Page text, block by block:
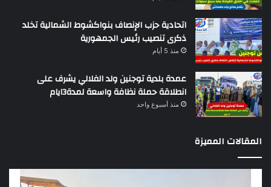
اتحادية حزب الإنصاف بنواكشوط الشمالية تخلد
ذكرى تنصيب رئيس الجمهورية
منذ 5 أيام
عمدة بلدية توجنين ولد الفلالي يشرف على
انطلاقة حملة نظافة واسعة لمدة3ايام
منذ أسبوع واحد
المقالات المميزة